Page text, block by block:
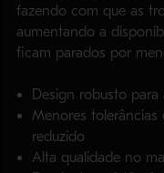
fazendo com que as
aumentando a
ficam parados por
Design robusto para
Menores tolerâncias
reduzido
Alta qualidade no